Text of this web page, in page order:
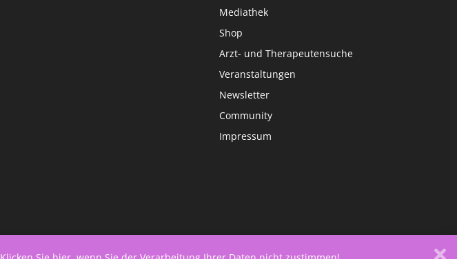
Mediathek
Shop
Arzt- und Therapeutensuche
Veranstaltungen
Newsletter
Community
Impressum